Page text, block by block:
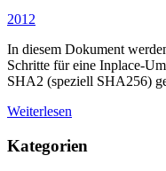
2012
In diesem Dokument
Schritte für eine Inplace-
SHA2 (speziell SHA256)
Weiterlesen
Kategorien